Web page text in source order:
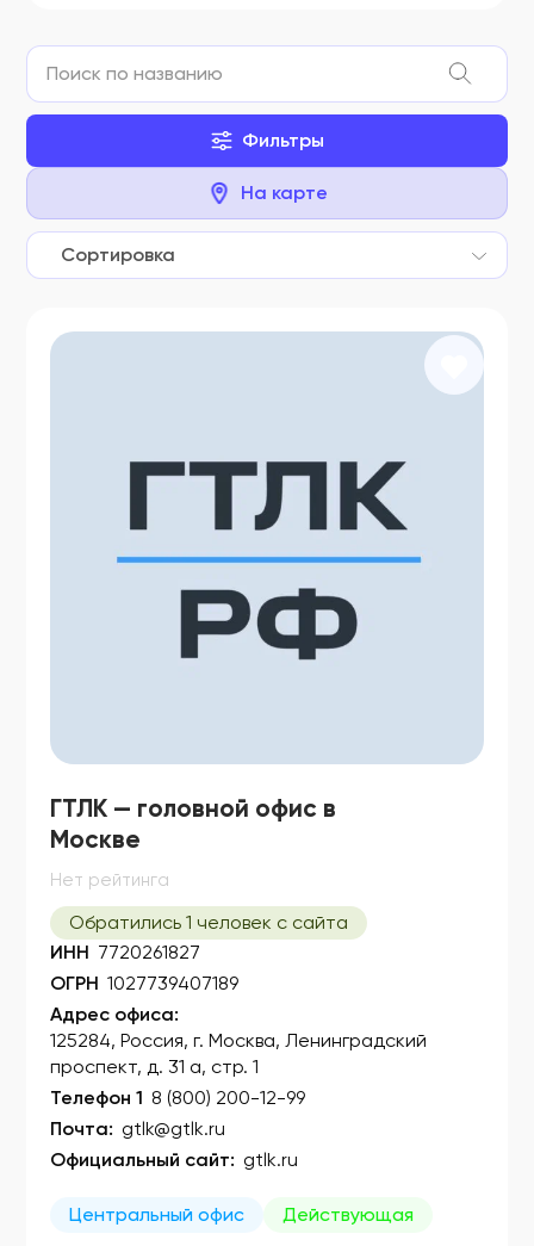
Фильтры
На карте
Сортировка
ГТЛК — головной офис в
Москве
Нет рейтинга
Обратились 1 человек с сайта
ИНН 7720261827
ОГРН 1027739407189
Адрес офиса:
125284, Россия, г. Москва, Ленинградский
проспект, д. 31 а, стр. 1
Телефон 1 8 (800) 200-12-99
Почта: gtlk@gtlk.ru
Официальный сайт: gtlk.ru
Центральный офис Действующая